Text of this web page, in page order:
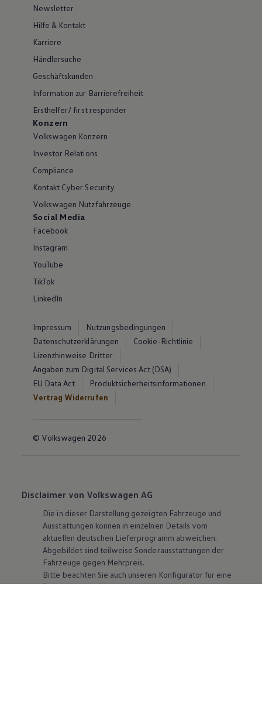
Newsletter
Hilfe & Kontakt
Karriere
Händlersuche
Geschäftskunden
Information zur Barrierefreiheit
Ersthelfer/ first responder
Konzern
Volkswagen Konzern
Investor Relations
Compliance
Kontakt Cyber Security
Volkswagen Nutzfahrzeuge
Social Media
Facebook
Instagram
YouTube
TikTok
LinkedIn
Impressum
Nutzungsbedingungen
Datenschutzerklärungen
Cookie-Richtlinie
Lizenzhinweise Dritter
Angaben zum Digital Services Act (DSA)
EU Data Act
Produktsicherheitsinformationen
Vertrag Widerrufen
© Volkswagen 2026
Disclaimer von Volkswagen AG
Die in dieser Darstellung gezeigten Fahrzeuge und
Ausstattungen können in einzelnen Details vom
aktuellen deutschen Lieferprogramm abweichen.
Abgebildet sind teilweise Sonderausstattungen der
Fahrzeuge gegen Mehrpreis.
Bitte beachten Sie auch unseren Konfigurator für eine
Übersicht der aktuell verfügbaren Modelle und